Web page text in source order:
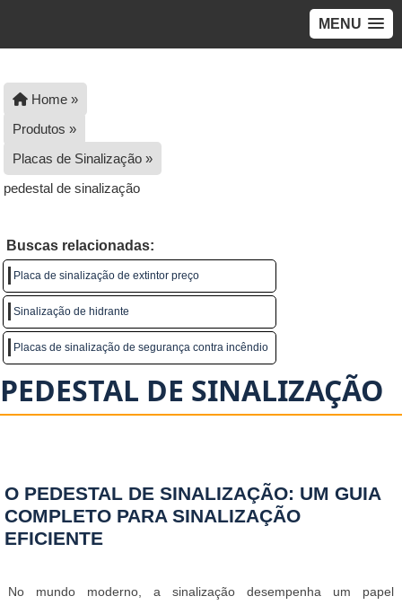
MENU
Home »
Produtos »
Placas de Sinalização »
pedestal de sinalização
Buscas relacionadas:
Placa de sinalização de extintor preço
Sinalização de hidrante
Placas de sinalização de segurança contra incêndio
PEDESTAL DE SINALIZAÇÃO
O PEDESTAL DE SINALIZAÇÃO: UM GUIA
COMPLETO PARA SINALIZAÇÃO
EFICIENTE
No mundo moderno, a sinalização desempenha um papel